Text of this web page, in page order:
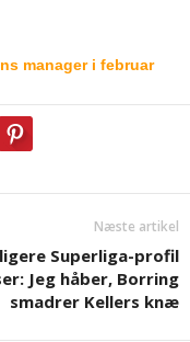
manager i februar
Næste artikel
Superliga-profil
Jeg håber, Borring
smadrer Kellers knæ